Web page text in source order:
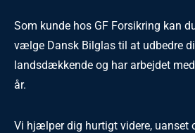
Som kunde hos GF Forsikring kan
vælge Dansk Bilglas til at udbedre
landsdækkende og har arbejdet
år.
Vi hjælper dig hurtigt videre, uanset